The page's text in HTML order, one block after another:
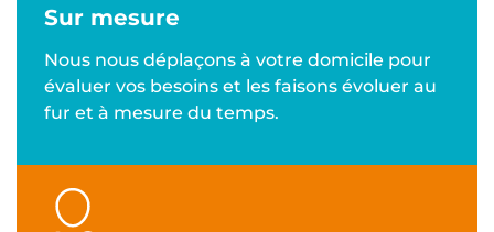
Sur mesure
Nous nous déplaçons à votre domicile pour
évaluer vos besoins et les faisons évoluer au
fur et à mesure du temps.